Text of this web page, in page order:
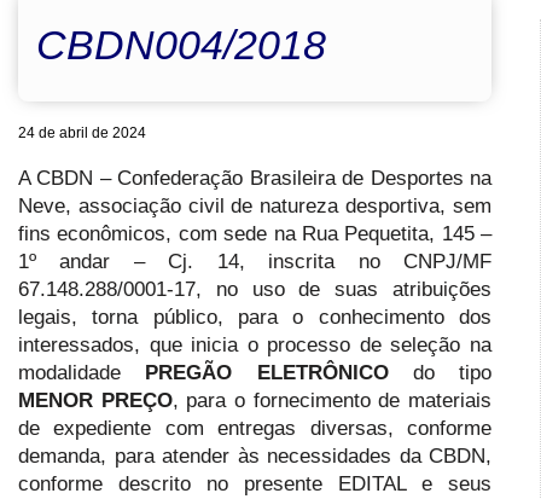
CBDN004/2018
24 de abril de 2024
A CBDN – Confederação Brasileira de Desportes na
Neve, associação civil de natureza desportiva, sem
fins econômicos, com sede na Rua Pequetita, 145 –
1º andar – Cj. 14, inscrita no CNPJ/MF
67.148.288/0001-17, no uso de suas atribuições
legais, torna público, para o conhecimento dos
interessados, que inicia o processo de seleção na
modalidade PREGÃO ELETRÔNICOdo tipo
MENOR PREÇO, para o fornecimento de materiais
de expediente com entregas diversas, conforme
demanda, para atender às necessidades da CBDN,
conforme descrito no presente EDITAL e seus